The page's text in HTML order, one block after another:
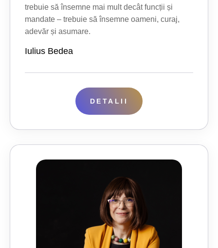
trebuie să însemne mai mult decât funcții și
mandate – trebuie să însemne oameni, curaj,
adevăr și asumare.
Iulius Bedea
DETALII